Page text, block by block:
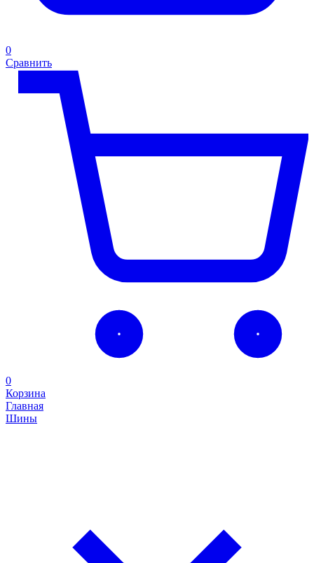
0
Сравнить
0
Корзина
Главная
Шины